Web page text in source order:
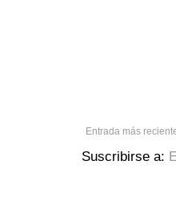
Entrada más
Suscribirse a: